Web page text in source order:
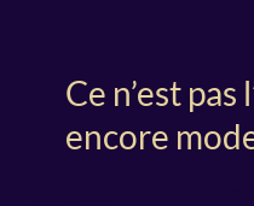
Ce n’est
encore